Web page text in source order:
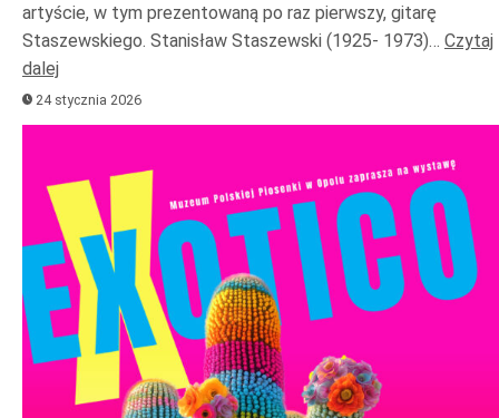
artyście, w tym prezentowaną po raz pierwszy, gitarę
Staszewskiego. Stanisław Staszewski (1925- 1973)… Czytaj
dalej
24 stycznia 2026
dźwiękowych